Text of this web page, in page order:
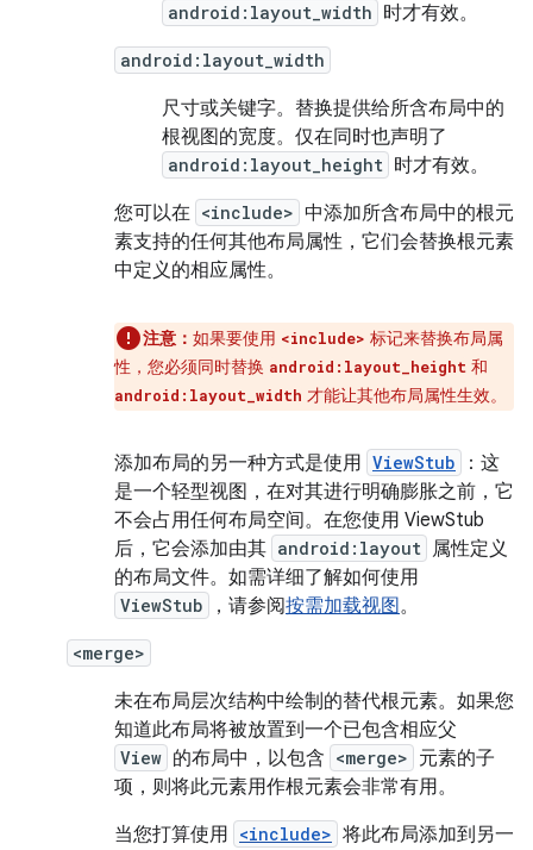
android:layout_width 时才有效。
android:layout_width
尺寸或关键字。 替换提供给所含布局中的
根视图的宽度。仅在同时也声明了
android:layout_height 时才有效。
您可以在 <include> 中添加所含布局中的根元
素支持的任何其他布局属性，它们会替换根元素
中定义的相应属性。
注意： 如果要使用 <include> 标记来替换布局属
性，您必须同时替换 android:layout_height 和
android:layout_width 才能让其他布局属性生效。
添加布局的另一种方式是使用 ViewStub
：这
是一个轻型视图，在对其进行明确膨胀之前，它
不会占用任何布局空间。在您使用 ViewStub
后，它会添加由其 android:layout 属性定义
的布局文件。如需详细了解如何使用
ViewStub ，请参阅按需加载视图。
<merge>
未在布局层次结构中绘制的替代根元素。如果您
知道此布局将被放置到一个已包含相应父
View 的布局中，以包含 <merge> 元素的子
项，则将此元素用作根元素会非常有用。
当您打算使用 <include> 将此布局添加到另一